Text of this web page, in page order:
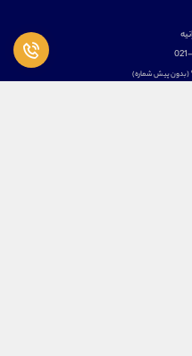
(بدون پیش شماره)